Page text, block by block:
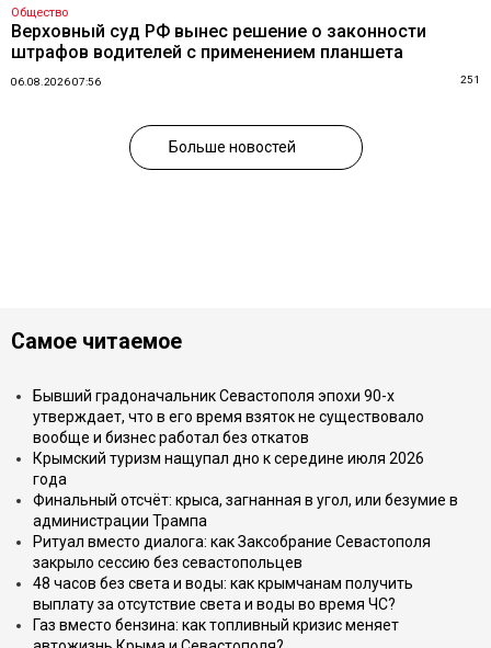
Общество
Верховный суд РФ вынес решение о законности
штрафов водителей с применением планшета
06.08.2026 07:56 251
Больше новостей
Самое читаемое
Бывший градоначальник Севастополя эпохи 90-х
утверждает, что в его время взяток не существовало
вообще и бизнес работал без откатов
Крымский туризм нащупал дно к середине июля 2026
года
Финальный отсчёт: крыса, загнанная в угол, или безумие в
администрации Трампа
Ритуал вместо диалога: как Заксобрание Севастополя
закрыло сессию без севастопольцев
48 часов без света и воды: как крымчанам получить
выплату за отсутствие света и воды во время ЧС?
Газ вместо бензина: как топливный кризис меняет